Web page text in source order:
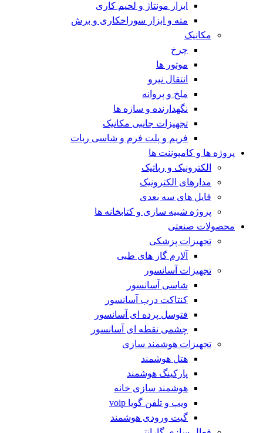
ابزار مونتاژ و لحیم کاری
مته و ابزار سوراخکاری و برش
مکانیک
چرخ
موتور ها
انتقال نیرو
ملخ و پروانه
نگهدارنده و سازه ها
تجهیزات جانبی مکانیک
فریم و پلت فرم و شاسی ربات
پروژه ها و کامپوننت ها
الکترونیک و رباتیک
مدارهای الکترونیک
فایل های سه بعدی
پروژه شبیه سازی و کتابخانه ها
محصولات صنعتی
تجهیزات پزشکی
آلارم گاز های طبی
تجهیزات آسانسور
شاسی آسانسور
کنتاکت درب آسانسور
فتوسل پرده ای آسانسور
چشمی نقطه ای آسانسور
تجهیزات هوشمند سازی
هتل هوشمند
پارکینگ هوشمند
هوشمند سازی خانه
ویپ و تلفن گویا voip
گیت ورودی هوشمند